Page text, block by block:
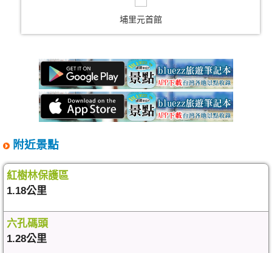
埔里元首館
附近景點
紅樹林保護區
1.18公里
六孔碼頭
1.28公里